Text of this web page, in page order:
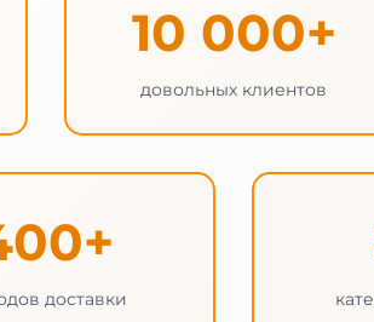
10 000+
довольных клиентов
доставки